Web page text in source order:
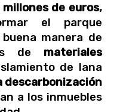
de euros,
el parque
manera de
de materiales
de lana
descarbonización
a los inmuebles